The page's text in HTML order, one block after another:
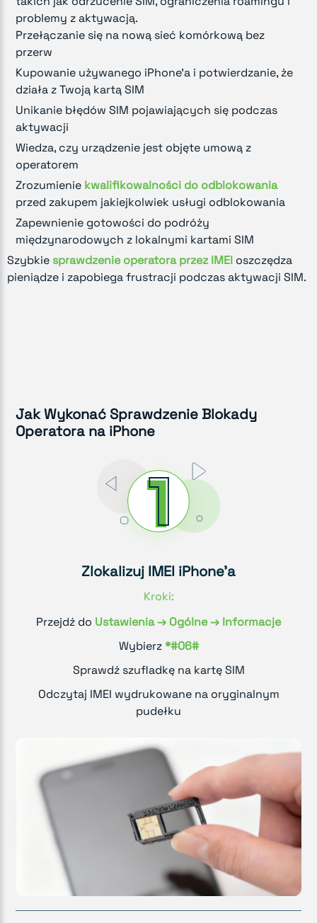
problemy z aktywacją.
Przełączanie się na nową sieć komórkową bez
przerw
Kupowanie używanego iPhone'a i potwierdzanie, że
działa z Twoją kartą SIM
Unikanie błędów SIM pojawiających się podczas
aktywacji
Wiedza, czy urządzenie jest objęte umową z
operatorem
Zrozumienie kwalifikowalności do odblokowania
przed zakupem jakiejkolwiek usługi odblokowania
Zapewnienie gotowości do podróży
międzynarodowych z lokalnymi kartami SIM
Szybkie sprawdzenie operatora przez IMEI oszczędza
pieniądze i zapobiega frustracji podczas aktywacji SIM.
Jak Wykonać Sprawdzenie Blokady
Operatora na iPhone
Zlokalizuj IMEI iPhone'a
Kroki:
Przejdź do Ustawienia → Ogólne → Informacje
Wybierz*#06#
Sprawdź szufladkę na kartę SIM
Odczytaj IMEI wydrukowane na oryginalnym
pudełku